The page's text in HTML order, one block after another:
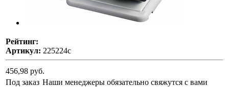
Рейтинг:
Артикул: 225224с
456,98 руб.
Под заказ Наши менеджеры обязательно свяжутся с вами